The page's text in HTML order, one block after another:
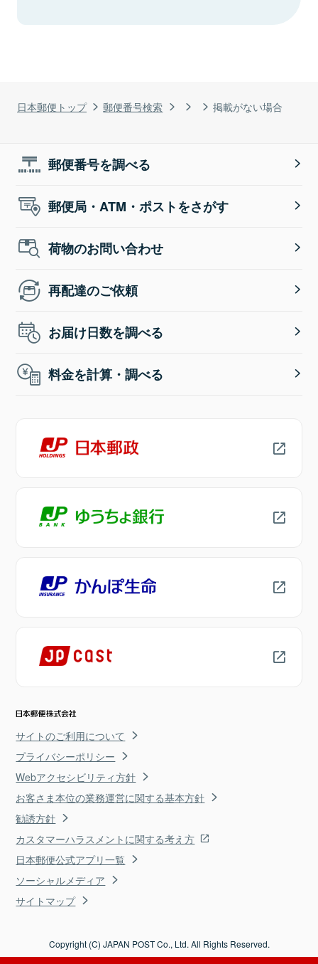
日本郵便トップ 郵便番号検索 掲載がない場合
郵便番号を調べる
郵便局・ATM・ポストをさがす
荷物のお問い合わせ
再配達のご依頼
お届け日数を調べる
料金を計算・調べる
サイトのご利用について
プライバシーポリシー
Webアクセシビリティ方針
お客さま本位の業務運営に関する基本方針
勧誘方針
カスタマーハラスメントに関する考え方
日本郵便公式アプリ一覧
ソーシャルメディア
サイトマップ
Copyright (C) JAPAN POST Co., Ltd. All Rights Reserved.